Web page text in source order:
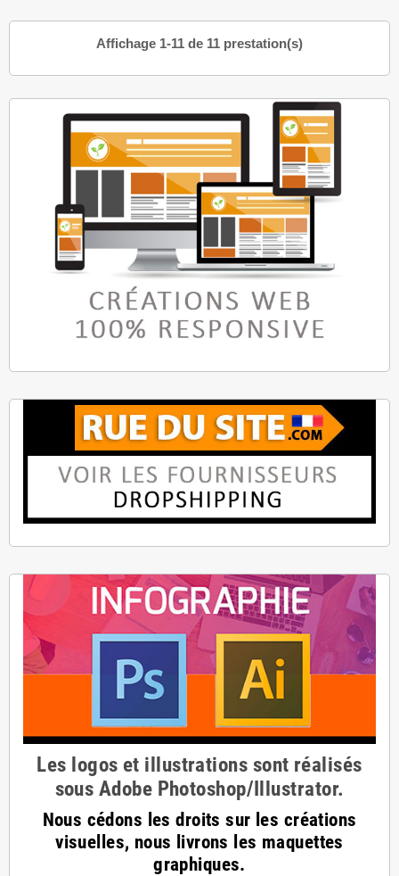
Les logos et illustrations sont réalisés
sous Adobe Photoshop/Illustrator.
Nous cédons les droits sur les créations
visuelles, nous livrons les maquettes
graphiques.
CONFIGUREZ VOTRE SITE
obtenez immédiatement le prix
de votre projet personnalisé
Affichage 1-11 de 11 prestation(s)